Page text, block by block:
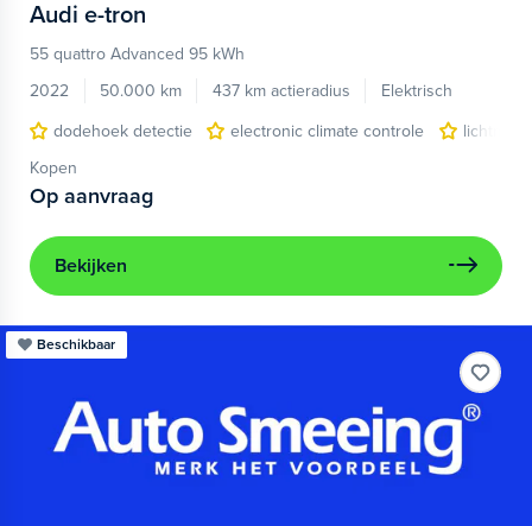
Audi e-tron
55 quattro Advanced 95 kWh
2022
50.000 km 437 km actieradius
Elektrisch
dodehoek detectie
electronic climate controle
Kopen
Op aanvraag
Bekijken
Beschikbaar